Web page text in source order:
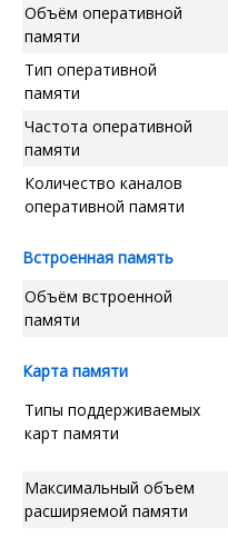
Объём оперативной
памяти
Тип оперативной
памяти
Частота оперативной
памяти
Количество каналов
оперативной памяти
Встроенная память
Объём встроенной
памяти
Карта памяти
Типы поддерживаемых
карт памяти
Максимальный объем
расширяемой памяти